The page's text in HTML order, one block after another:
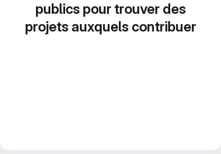
publics pour trouver des
projets auxquels contribuer